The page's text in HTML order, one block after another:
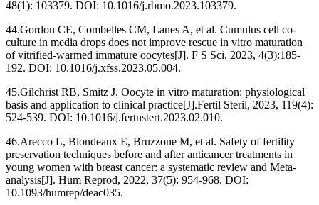
48(1): 103379. DOI: 10.1016/j.rbmo.2023.103379.
44.Gordon CE, Combelles CM, Lanes A, et al. Cumulus cell co-
culture in media drops does not improve rescue in vitro maturation
of vitrified-warmed immature oocytes[J]. F S Sci, 2023, 4(3):185-
192. DOI: 10.1016/j.xfss.2023.05.004.
45.Gilchrist RB, Smitz J. Oocyte in vitro maturation: physiological
basis and application to clinical practice[J].Fertil Steril, 2023, 119(4):
524-539. DOI: 10.1016/j.fertnstert.2023.02.010.
46.Arecco L, Blondeaux E, Bruzzone M, et al. Safety of fertility
preservation techniques before and after anticancer treatments in
young women with breast cancer: a systematic review and Meta-
analysis[J]. Hum Reprod, 2022, 37(5): 954-968. DOI:
10.1093/humrep/deac035.